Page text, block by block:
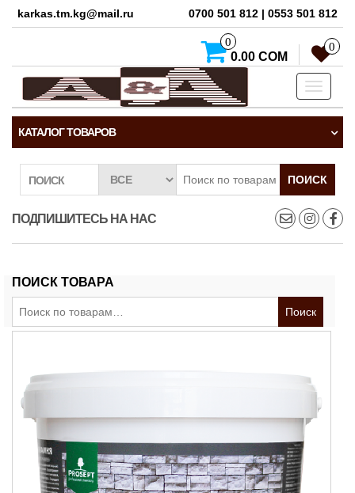
karkas.tm.kg@mail.ru 0700 501 812 | 0553 501 812
0
0.00 СОМ
0
Toggle
КАТАЛОГ ТОВАРОВ
ПОИСК ПОИСК
ПОДПИШИТЕСЬ НА НАС
ПОИСК ТОВАРА
Поиск